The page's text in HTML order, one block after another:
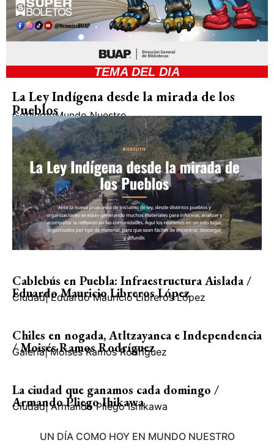
TEMA DEL DIA
La Ley Indígena desde la mirada de los
Pueblos
GobiernoMundo Nuestro
Cablebús en Puebla: Infraestructura Aislada /
Eduardo Mauricio Libreros López
Ciudad| Eduardo Mauricio Libreros López
Chiles en nogada, Atltzayanca e Independencia
/ Moisés Ramos Rodríguez
Galería| Moisés Ramos Rodríguez
La ciudad que ganamos cada domingo /
Armando Pliego Ihikawa
Ciudad| Armando Pliego Ishikawa
UN DÍA COMO HOY EN MUNDO NUESTRO